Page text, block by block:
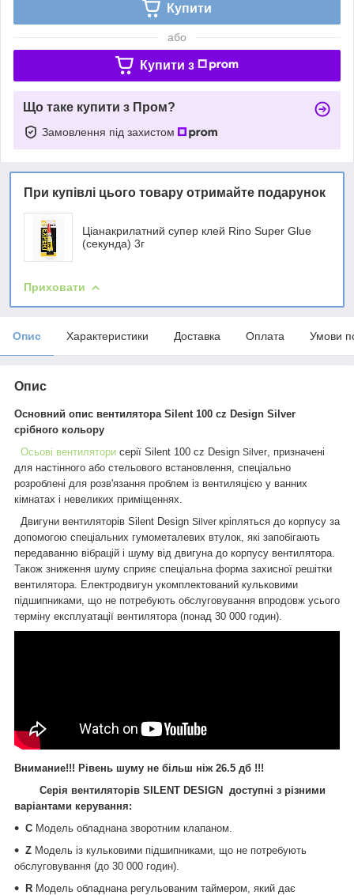
Купити
або
Купити з
Що таке купити з Пром?
Замовлення під захистом
При купівлі цього товару отримайте подарунок
Ціанакрилатний супер клей Rino Super Glue
(секунда) 3г
Приховати
Опис Характеристики Доставка Оплата Умови
Опис
Основний опис вентилятора Silent 100 cz Design Silver
срібного кольору
Осьові вентилятори серії Silent 100 cz Design Silver , призначені
для настінного або стельового встановлення, спеціально
розроблені для розв'язання проблем із вентиляцією у ванних
кімнатах і невеликих приміщеннях.
Двигуни вентиляторів Silent Design Silver кріпляться до корпусу за
допомогою спеціальних гумометалевих втулок, які запобігають
передаванню вібрацій і шуму від двигуна до корпусу вентилятора.
Також зниження шуму сприяє спеціальна форма захисної решітки
вентилятора. Електродвигун укомплектований кульковими
підшипниками, що не потребують обслуговування впродовж усього
терміну експлуатації вентилятора (понад 30 000 годин).
Внимание!!! Рівень шуму не більш ніж 26.5 дб !!!
Серія вентиляторів SILENT DESIGN доступні з різними
варіантами керування:
C Модель обладнана зворотним клапаном.
Z Модель із кульковими підшипниками, що не потребують
обслуговування (до 30 000 годин).
R Модель обладнана регульованим таймером, який дає